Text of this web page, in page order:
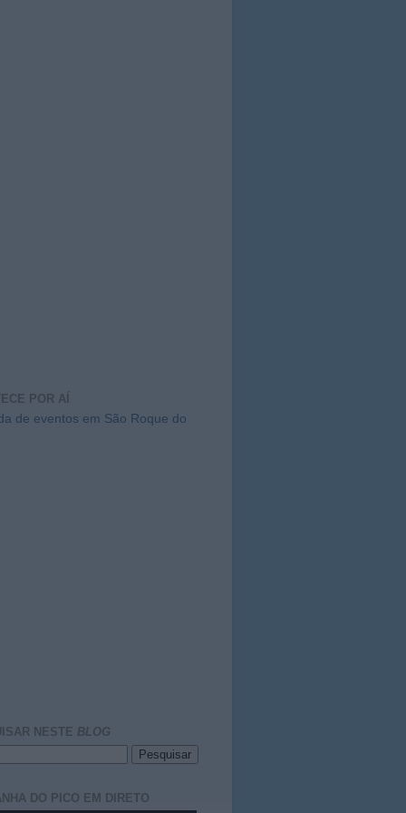
POR AÍ
de eventos em São Roque do
NESTE BLOG
DO PICO EM DIRETO